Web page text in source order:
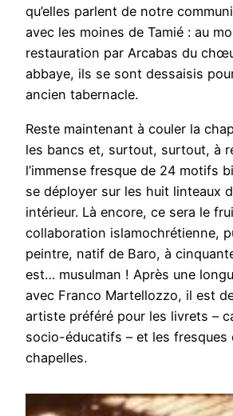
qu’elles parlent de notre
avec les moines de Tamié : au
restauration par Arcabas du
abbaye, ils se sont dessaisis
ancien tabernacle.
Reste maintenant à couler la
les bancs et, surtout, surtout, à
l’immense fresque de 24 motifs
se déployer sur les huit linteaux
intérieur. Là encore, ce sera le
collaboration islamochrétienne,
peintre, natif de Baro, à
est… musulman ! Après une
avec Franco Martellozzo, il est
artiste préféré pour les livrets –
socio-éducatifs – et les fresques
chapelles.